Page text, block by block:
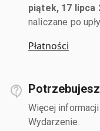
piątek, 17 lipca
naliczane po
Płatności
Więcej
Wydarzenie.